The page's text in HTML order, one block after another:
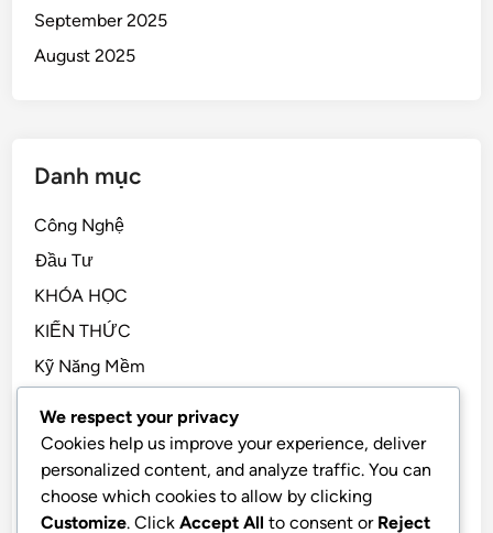
September 2025
August 2025
Danh mục
Công Nghệ
Đầu Tư
KHÓA HỌC
KIẾN THỨC
Kỹ Năng Mềm
Sách Hay
Tài Chính Cá Nhân
TẢN MẠN
We respect your privacy
Cookies help us improve your experience, deliver
personalized content, and analyze traffic. You can
choose which cookies to allow by clicking
Customize. Click Accept All to consent or Reject